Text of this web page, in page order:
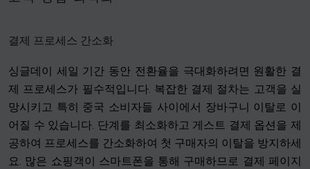
결제 프로세스 간소화
싱글데이 세일 기간 동안 전환율을 극대화하려면 원활한 결
제 프로세스가 필수적입니다. 복잡한 결제 절차는 고객을 실
망시키고 특히 중국 소비자들 사이에서 장바구니 이탈로 이
어질 수 있습니다. 단계를 최소화하고 게스트 결제 옵션을 제
공하여 프로세스를 간소화하여 첫 구매자의 이탈을 방지하세
요. 많은 쇼핑객이 스마트폰을 통해 구매하므로 결제 페이지